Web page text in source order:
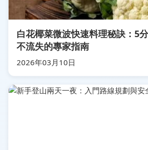
白花椰菜微波快速料理秘訣：5
不流失的專家指南
2026年03月10日